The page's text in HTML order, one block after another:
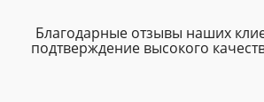
Благодарные отзывы наших
подтверждение высокого